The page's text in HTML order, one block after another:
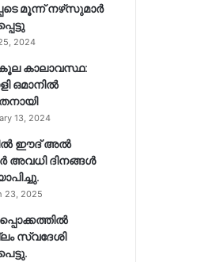
മൂന്ന് നഴ്‌സുമാര്‍
2024
കാലാവസ്ഥ:
ഒമാനിൽ
13, 2024
ഈദ് അൽ
അവധി ദിനങ്ങൾ
23, 2025
സ്വദേശി